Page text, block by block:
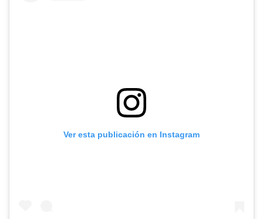
Ver esta publicación en Instagram